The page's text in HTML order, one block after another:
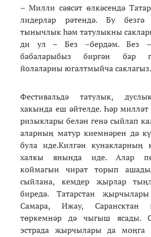
– Милли сәясәт өлкәсендә
лидерлар рәтендә. Бу безгә
тынычлык һәм татулыкны
ди ул – Без –бердәм. Без
бабаларыбыз биргән бар
йолаларны югалтмыйча саклагыз.
Фестивальдә татулык,
хакында еш әйтелде. Һәр
ризыклары белән генә сыйлап
аларның матур киемнәрен дә
була иде.Килгән кунакларның
халкы янында иде. Алар
коймагын чират торып
сыйлана, кемдер җырлар
биредә. Татарстан
Самара, Ижау, Сарансктан
төркемнәр дә чыгыш ясады.
эстрада җырчылары да моңга